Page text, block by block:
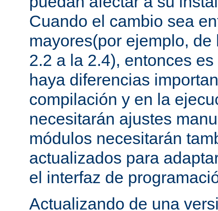
Cuando el cambio sea
mayores(por ejemplo,
2.2 a la 2.4), entonces
haya diferencias
compilación y en la
necesitarán ajustes
módulos necesitarán
actualizados para
el interfaz de
Actualizando de una